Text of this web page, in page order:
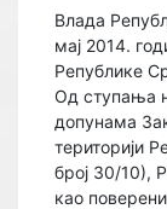
Влада
мај 2014.
Републике
Од ступања
допунама
територији
број 30/10),
као